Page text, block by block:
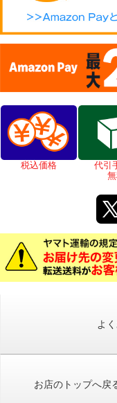
税込価格
代引
よ
お店のトップへ戻